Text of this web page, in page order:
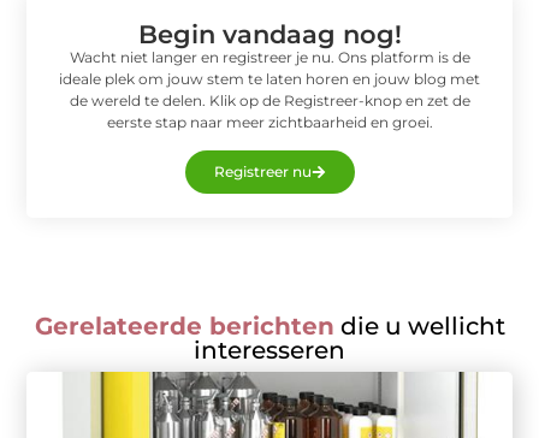
Begin vandaag nog!
Wacht niet langer en registreer je nu. Ons platform is de
ideale plek om jouw stem te laten horen en jouw blog met
de wereld te delen. Klik op de Registreer-knop en zet de
eerste stap naar meer zichtbaarheid en groei.
Registreer nu
Gerelateerde berichten die u wellicht
interesseren